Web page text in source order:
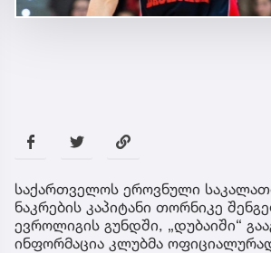
საქართველოს ეროვნული
ნაკრების კაპიტანი თორნიკე
ევროლიგის გუნდში, „დუბაიში“
ინფორმაცია კლუბმა